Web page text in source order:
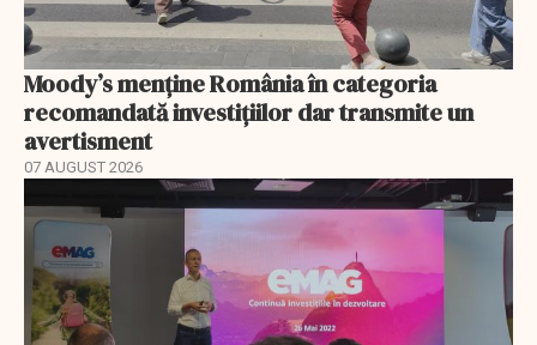
Moody’s menține România în categoria
recomandată investițiilor dar transmite un
avertisment
07 AUGUST 2026